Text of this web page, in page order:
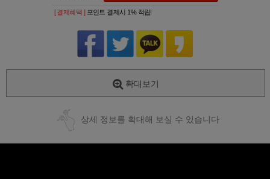
[ 결제혜택 ] 포인트 결제시 1% 적립!
확대보기
상세 정보를 확대해 보실 수 있습니다